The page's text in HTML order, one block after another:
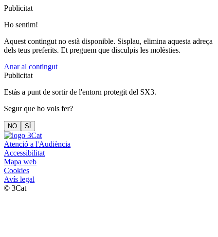
Publicitat
Ho sentim!
Aquest contingut no està disponible. Sisplau, elimina aquesta adreça
dels teus preferits. Et preguem que disculpis les molèsties.
Anar al contingut
Publicitat
Estàs a punt de sortir de l'entorn protegit del SX3.
Segur que ho vols fer?
NO SÍ
Atenció a l'Audiència
Accessibilitat
Mapa web
Cookies
Avís legal
© 3Cat